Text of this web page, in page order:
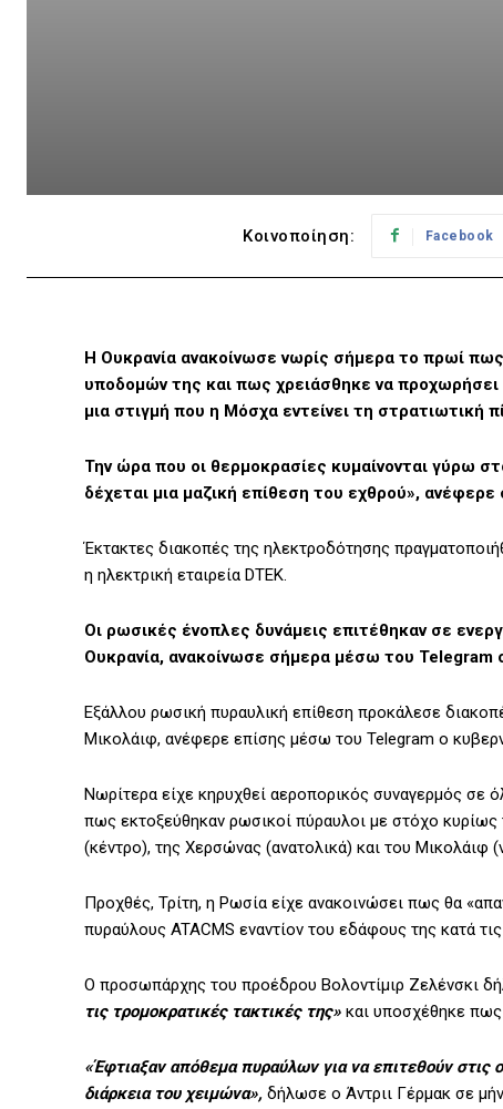
Κοινοποίηση: Facebook
Η Ουκρανία ανακοίνωσε νωρίς σήμερα το πρωί
υποδομών της και πως χρειάσθηκε να
μια στιγμή που η Μόσχα εντείνει τη
Την ώρα που οι θερμοκρασίες κυμαίνονται γύρω
δέχεται μια μαζική επίθεση του εχθρού»,
Έκτακτες διακοπές της ηλεκτροδότησης
η ηλεκτρική εταιρεία DTEK.
Οι ρωσικές ένοπλες δυνάμεις επιτέθηκαν σε
Ουκρανία, ανακοίνωσε σήμερα μέσω του Telegram
Εξάλλου ρωσική πυραυλική επίθεση προκάλεσε
Μικολάιφ, ανέφερε επίσης μέσω του Telegram ο
Νωρίτερα είχε κηρυχθεί αεροπορικός συναγερμός σε
πως εκτοξεύθηκαν ρωσικοί πύραυλοι με στόχο
(κέντρο), της Χερσώνας (ανατολικά) και του Μικολάιφ
Προχθές, Τρίτη, η Ρωσία είχε ανακοινώσει πως θα
πυραύλους ATACMS εναντίον του εδάφους της κατά
Ο προσωπάρχης του προέδρου Βολοντίμιρ Ζελένσκι
τις τρομοκρατικές τακτικές της» και υποσχέθηκε πως
«Έφτιαξαν απόθεμα πυραύλων για να επιτεθούν στις
διάρκεια του χειμώνα», δήλωσε ο Άντριι Γέρμακ σε